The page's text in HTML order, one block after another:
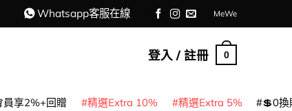
Whatsapp客服在線 MeWe
登入 / 註冊 0
享2%+回贈 精選Extra 10% 精選Extra 5% 💲0換